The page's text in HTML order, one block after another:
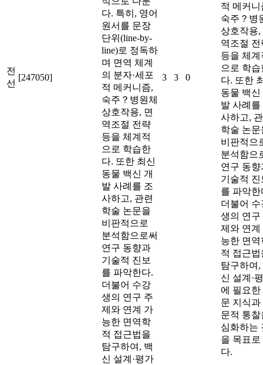
전
선
[247050]
다. 특히, 영어
원서를 문장
단위(line-by-
line)로 정독하
며 면역 체계
의 분자·세포
적 메커니즘,
숙주？병원체
상호작용, 면
역조절 전략
등을 체계적
으로 학습한
다. 또한 최신
동물 백신 개
발 사례를 조
사하고, 관련
학술 논문을
비판적으로
분석함으로써
연구 동향과
기술적 진보
를 파악한다.
더불어 수강
생의 연구 주
제와 연계 가
능한 면역학
적 접근법을
탐구하여, 백
신 설계·평가
3 3 0
적 메커니
숙주？병
상호작용,
역조절 전
등을 체계
으로 학습
다. 또한
동물 백신
발 사례를
사하고,
학술 논문
비판적으
분석함으
연구 동향
기술적 진
를 파악한
더불어 수
생의 연구
제와 연계
능한 면역
적 접근법
탐구하여,
신 설계·
에 필요한
문 지식과
문적 통찰
심화하는
을 목표로
다.